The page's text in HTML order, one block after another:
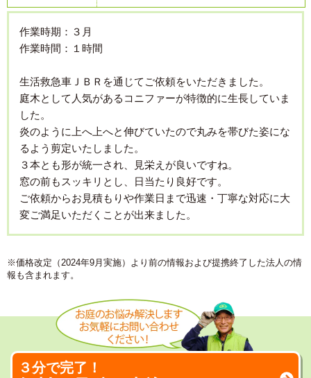
作業時期：３月
作業時間：１時間
生活救急車ＪＢＲを通じてご依頼をいただきました。
庭木として人気があるコニファーが特徴的に生長していま
した。
炎のように上へ上へと伸びていたので丸みを帯びた姿にな
るよう剪定いたしました。
３本とも形が統一され、見栄えが良いですね。
窓の前もスッキリとし、日当たり良好です。
ご依頼からお見積もりや作業日まで迅速・丁寧な対応に大
変ご満足いただくことが出来ました。
※価格改定（2024年9月実施）より前の情報および提携終了した法人の情
報も含まれます。
３分で完了！